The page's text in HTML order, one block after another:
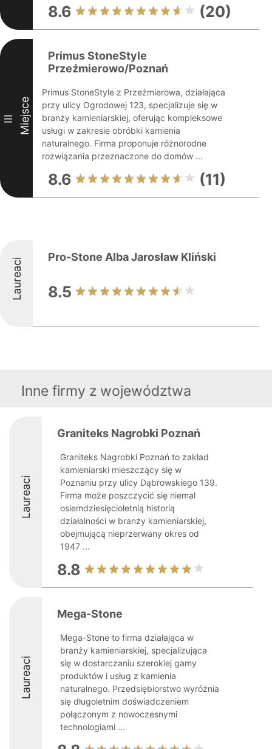
8.6 (20)
III Miejsce
Primus StoneStyle
Przeźmierowo/Poznań
Primus StoneStyle z Przeźmierowa, działająca
przy ulicy Ogrodowej 123, specjalizuje się w
branży kamieniarskiej, oferując kompleksowe
usługi w zakresie obróbki kamienia
naturalnego. Firma proponuje różnorodne
rozwiązania przeznaczone do domów ...
8.6 (11)
Laureaci Pro-Stone Alba Jarosław Kliński
8.5
Inne firmy z województwa
Laureaci
Graniteks Nagrobki Poznań
Graniteks Nagrobki Poznań to zakład
kamieniarski mieszczący się w
Poznaniu przy ulicy Dąbrowskiego 139.
Firma może poszczycić się niemal
osiemdziesięcioletnią historią
działalności w branży kamieniarskiej,
obejmującą nieprzerwany okres od
1947 ...
8.8
Laureaci
Mega-Stone
Mega-Stone to firma działająca w
branży kamieniarskiej, specjalizująca
się w dostarczaniu szerokiej gamy
produktów i usług z kamienia
naturalnego. Przedsiębiorstwo wyróżnia
się długoletnim doświadczeniem
połączonym z nowoczesnymi
technologiami ...